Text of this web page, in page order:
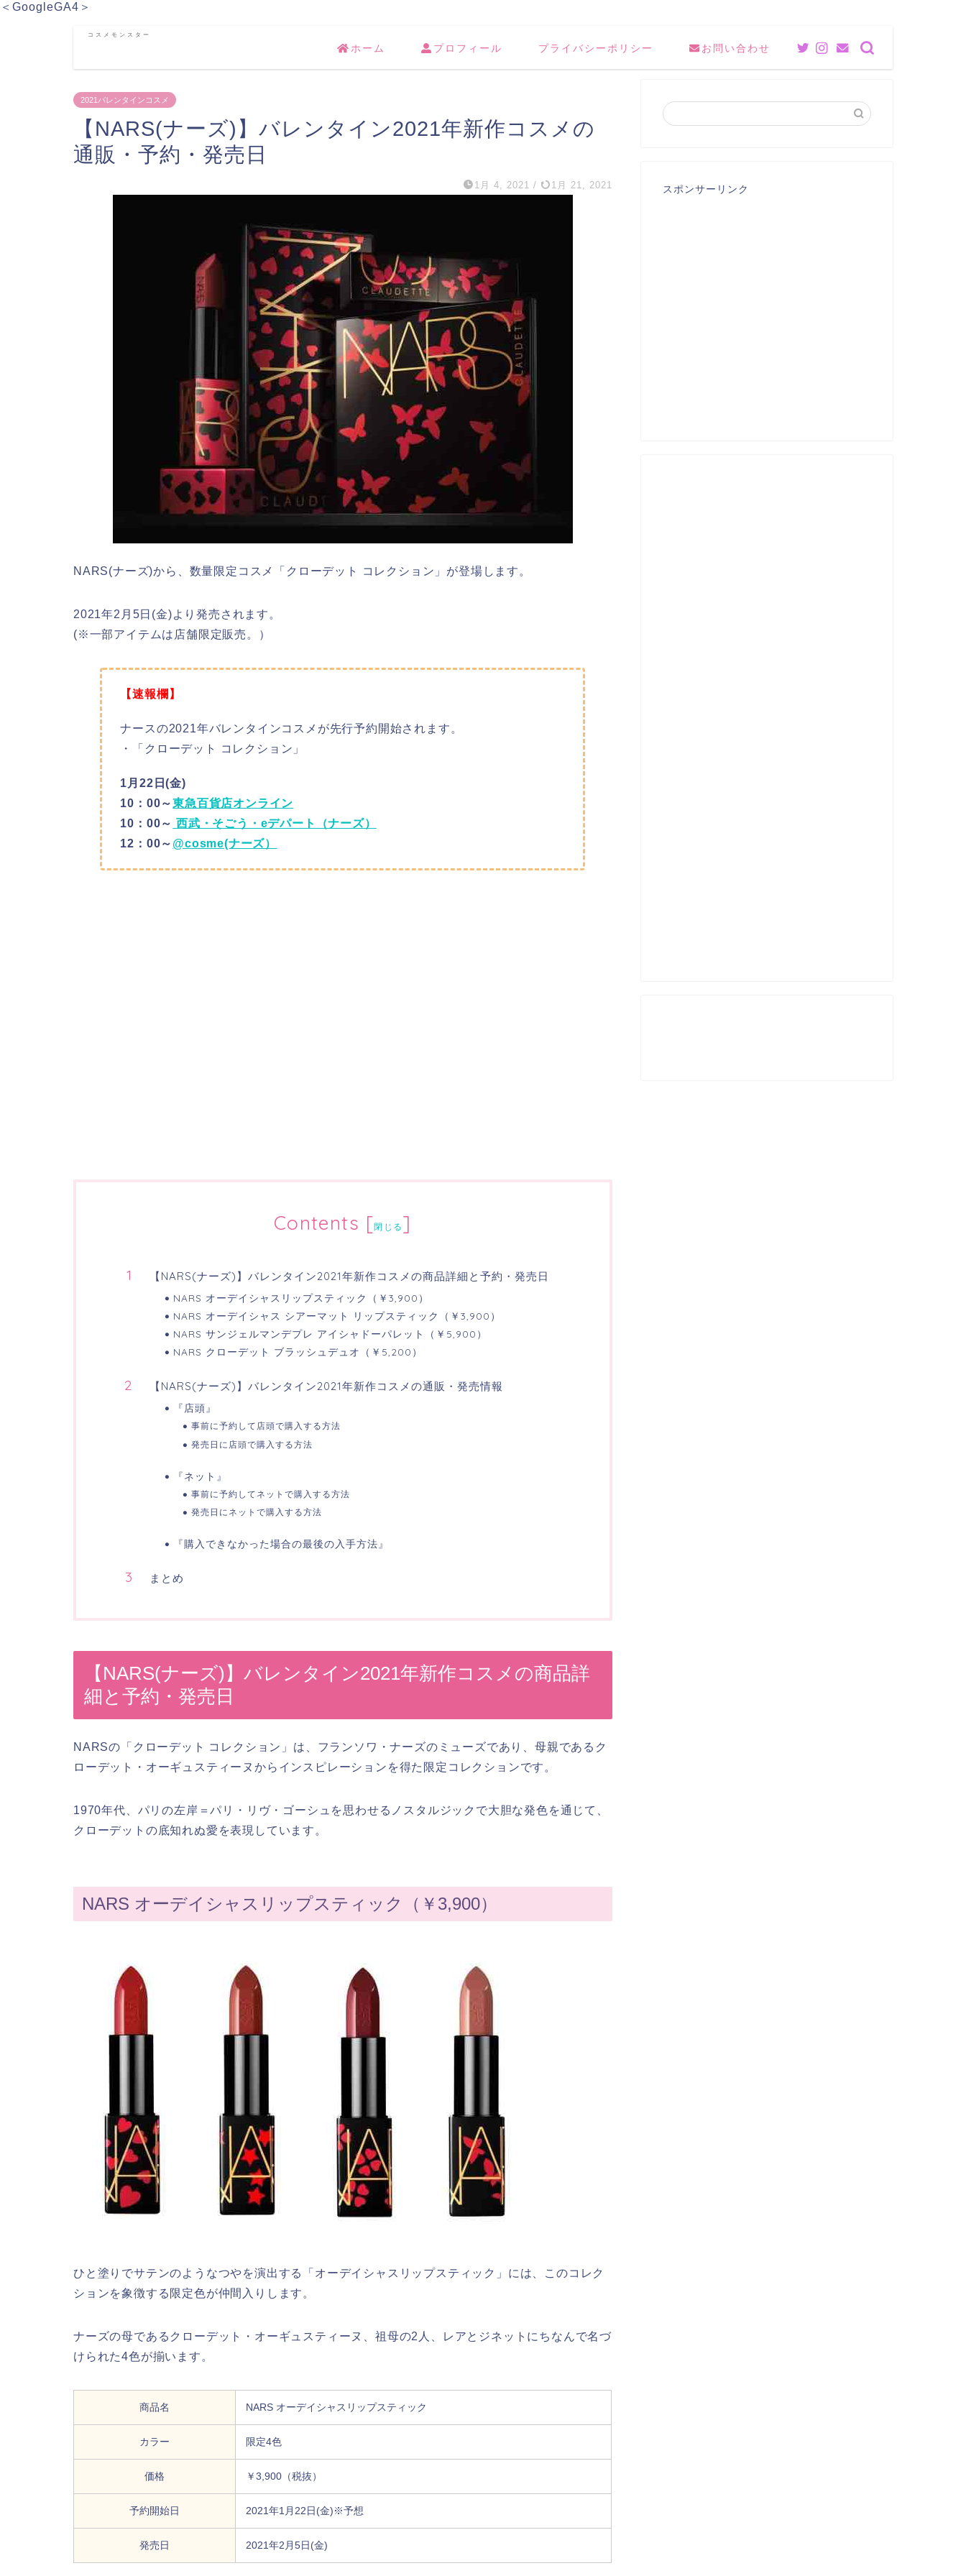
＜GoogleGA4＞
コスメモンスター
ホーム プロフィール プライバシーポリシー お問い合わせ
2021バレンタインコスメ
【NARS(ナーズ)】バレンタイン2021年新作コスメの
通販・予約・発売日
1月 4, 2021 / 1月 21, 2021
NARS(ナーズ)から、数量限定コスメ「クローデット コレクション」が登場します。
2021年2月5日(金)より発売されます。
(※一部アイテムは店舗限定販売。）
【速報欄】
ナースの2021年バレンタインコスメが先行予約開始されます。
・「クローデット コレクション」
1月22日(金)
10：00～東急百貨店オンライン
10：00～ 西武・そごう・eデパート（ナーズ）
12：00～ @cosme(ナーズ）
Contents [閉じる ]
【NARS(ナーズ)】バレンタイン2021年新作コスメの商品詳細と予約・発売日
NARS オーデイシャスリップスティック（￥3,900）
NARS オーデイシャス シアーマット リップスティック（￥3,900）
NARS サンジェルマンデプレ アイシャドーパレット（￥5,900）
NARS クローデット ブラッシュデュオ（￥5,200）
【NARS(ナーズ)】バレンタイン2021年新作コスメの通販・発売情報
『店頭』
事前に予約して店頭で購入する方法
発売日に店頭で購入する方法
『ネット』
事前に予約してネットで購入する方法
発売日にネットで購入する方法
『購入できなかった場合の最後の入手方法』
まとめ
【NARS(ナーズ)】バレンタイン2021年新作コスメの商品詳
細と予約・発売日
NARSの「クローデット コレクション」は、フランソワ・ナーズのミューズであり、母親であるク
ローデット・オーギュスティーヌからインスピレーションを得た限定コレクションです。
1970年代、パリの左岸＝パリ・リヴ・ゴーシュを思わせるノスタルジックで大胆な発色を通じて、
クローデットの底知れぬ愛を表現しています。
NARS オーデイシャスリップスティック（￥3,900）
ひと塗りでサテンのようなつやを演出する「オーデイシャスリップスティック」には、このコレク
ションを象徴する限定色が仲間入りします。
ナーズの母であるクローデット・オーギュスティーヌ、祖母の2人、レアとジネットにちなんで名づ
けられた4色が揃います。
商品名 NARS オーデイシャスリップスティック
カラー 限定4色
価格 ￥3,900（税抜）
予約開始日 2021年1月22日(金)※予想
発売日 2021年2月5日(金)
スポンサーリンク